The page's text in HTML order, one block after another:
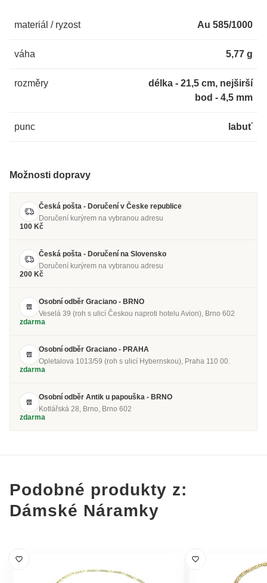
materiál / ryzost Au 585/1000
váha 5,77 g
rozměry
délka - 21,5 cm, nejširší
bod - 4,5 mm
punc labuť
Možnosti dopravy
Česká pošta - Doručení v Česke republice
Doručení kurýrem na vybranou adresu
100 Kč
Česká pošta - Doručení na Slovensko
Doručení kurýrem na vybranou adresu
200 Kč
Osobní odběr Graciano - BRNO
Veselá 39 (roh s ulicí Českou naproti hotelu Avion), Brno 602
zdarma
Osobní odběr Graciano - PRAHA
Opletalova 1013/59 (roh s ulicí Hybernskou), Praha 110 00.
zdarma
Osobní odběr Antik u papouška - BRNO
Kotlářská 28, Brno, Brno 602
zdarma
Podobné produkty z:
Dámské Náramky